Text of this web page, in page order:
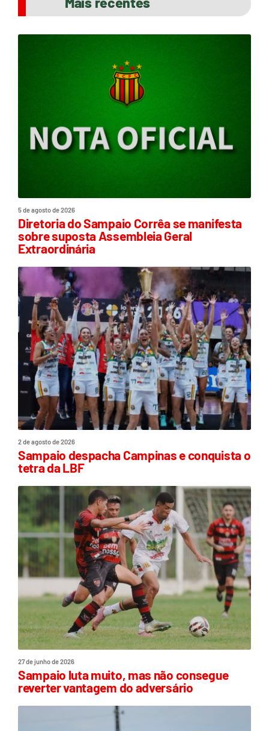
5 de agosto de 2026
Diretoria do Sampaio Corrêa se manifesta
sobre suposta Assembleia Geral
Extraordinária
2 de agosto de 2026
Sampaio despacha Campinas e conquista o
tetra da LBF
27 de junho de 2026
Sampaio luta muito, mas não consegue
reverter vantagem do adversário